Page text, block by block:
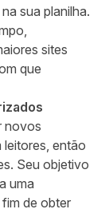
sua planilha.
sites
que
novos
leitores, então
Seu objetivo
uma
de obter